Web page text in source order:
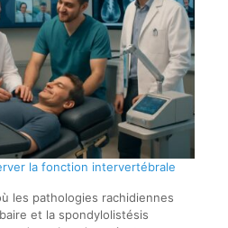
la fonction intervertébrale
les pathologies rachidiennes
et la spondylolistésis